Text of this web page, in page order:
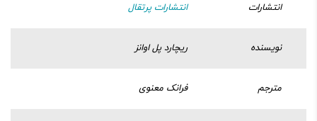
انتشارات انتشارات پرتقال
نویسنده ریچارد پل اوانز
مترجم فرانک معنوی